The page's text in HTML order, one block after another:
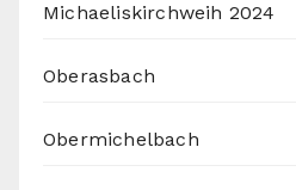
Michaeliskirchweih 2024
Oberasbach
Obermichelbach